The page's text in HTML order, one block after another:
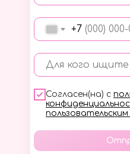
+7
Для кого
Согласен(на) с
пользовательским